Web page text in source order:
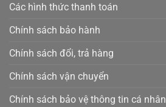
Các hình thức thanh toán
Chính sách bảo hành
Chính sách đổi, trả hàng
Chính sách vận chuyển
Chính sách bảo vệ thông tin cá nhân